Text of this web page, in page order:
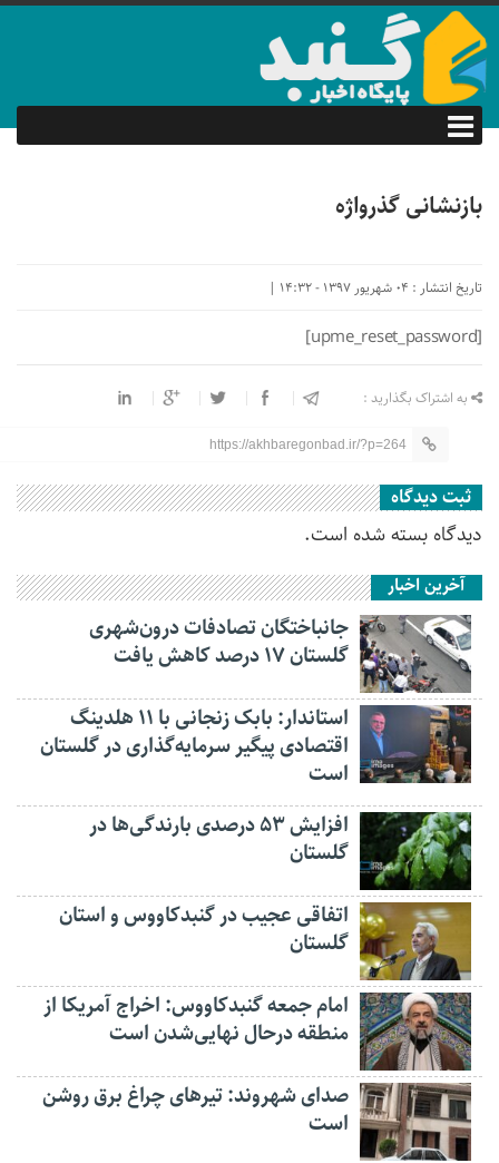
بازنشانی گذرواژه
تاریخ انتشار : 04 شهریور 1397 - 14:32 |
[upme_reset_password]
به اشتراک بگذارید :
https://akhbaregonbad.ir/?p=264
ثبت دیدگاه
دیدگاه بسته شده است.
آخرین اخبار
جانباختگان تصادفات درون‌شهری
گلستان ۱۷ درصد کاهش یافت
استاندار: بابک زنجانی با ۱۱ هلدینگ
اقتصادی پیگیر سرمایه‌گذاری در گلستان
است
افزایش ۵۳ درصدی بارندگی‌ها در
گلستان
اتفاقی عجیب در‌ گنبدکاووس و استان
گلستان
امام جمعه گنبدکاووس: اخراج آمریکا از
منطقه درحال نهایی‌شدن است
صدای شهروند: تیرهای چراغ برق روشن
است